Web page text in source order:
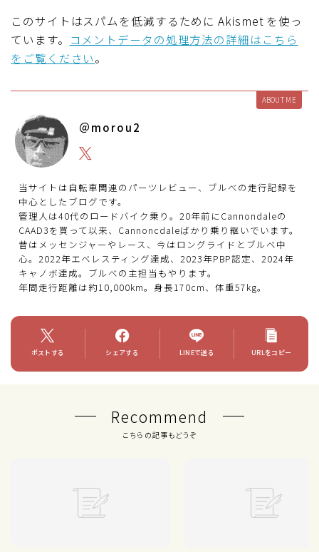
このサイトはスパムを低減するために Akismet を使っ
ています。 コメントデータの処理方法の詳細はこちら
をご覧ください。
ABOUT ME
＠morou2
当サイトは自転車関連のパーツレビュー、ブルべの走行記録を
中心としたブログです。
管理人は40代のロードバイク乗り。20年前にCannondaleの
CAAD3を買って以来、Cannoncdaleばかり乗り継いでいます。
昔はメッセンジャーやレース、今はロングライドとブルベ中
心。2022年エベレスティング達成、2023年PBP認定、2024年
キャノボ達成。ブルべの主担当もやります。
年間走行距離は約10,000km。身長170cm、体重57kg。
ポストする シェアする LINEで送る URLをコピー
Recommend
こちらの記事もどうぞ